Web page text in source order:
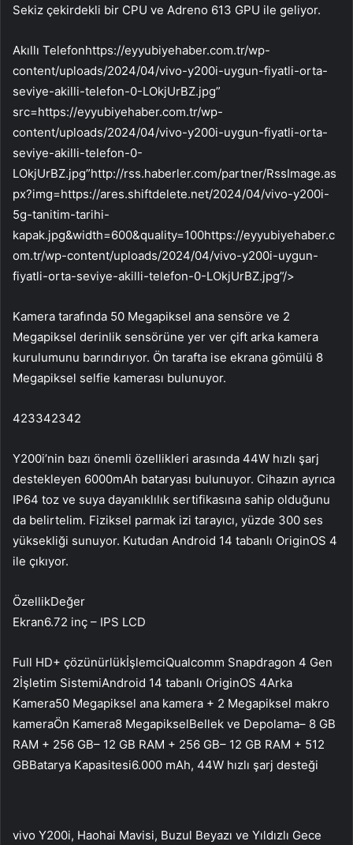
Sekiz çekirdekli bir CPU ve Adreno 613 GPU ile geliyor.
Akıllı Telefonhttps://eyyubiyehaber.com.tr/wp-
content/uploads/2024/04/vivo-y200i-uygun-fiyatli-orta-
seviye-akilli-telefon-0-LOkjUrBZ.jpg”
src=https://eyyubiyehaber.com.tr/wp-
content/uploads/2024/04/vivo-y200i-uygun-fiyatli-orta-
seviye-akilli-telefon-0-
LOkjUrBZ.jpg”http://rss.haberler.com/partner/RssImage.as
px?img=https://ares.shiftdelete.net/2024/04/vivo-y200i-
5g-tanitim-tarihi-
kapak.jpg&width=600&quality=100https://eyyubiyehaber.c
om.tr/wp-content/uploads/2024/04/vivo-y200i-uygun-
fiyatli-orta-seviye-akilli-telefon-0-LOkjUrBZ.jpg”/>
Kamera tarafında 50 Megapiksel ana sensöre ve 2
Megapiksel derinlik sensörüne yer ver çift arka kamera
kurulumunu barındırıyor. Ön tarafta ise ekrana gömülü 8
Megapiksel selfie kamerası bulunuyor.
423342342
Y200i’nin bazı önemli özellikleri arasında 44W hızlı şarj
destekleyen 6000mAh bataryası bulunuyor. Cihazın ayrıca
IP64 toz ve suya dayanıklılık sertifikasına sahip olduğunu
da belirtelim. Fiziksel parmak izi tarayıcı, yüzde 300 ses
yüksekliği sunuyor. Kutudan Android 14 tabanlı OriginOS 4
ile çıkıyor.
ÖzellikDeğer
Ekran6.72 inç – IPS LCD
Full HD+ çözünürlükİşlemciQualcomm Snapdragon 4 Gen
2İşletim SistemiAndroid 14 tabanlı OriginOS 4Arka
Kamera50 Megapiksel ana kamera + 2 Megapiksel makro
kameraÖn Kamera8 MegapikselBellek ve Depolama– 8 GB
RAM + 256 GB– 12 GB RAM + 256 GB– 12 GB RAM + 512
GBBatarya Kapasitesi6.000 mAh, 44W hızlı şarj desteği
vivo Y200i, Haohai Mavisi, Buzul Beyazı ve Yıldızlı Gece